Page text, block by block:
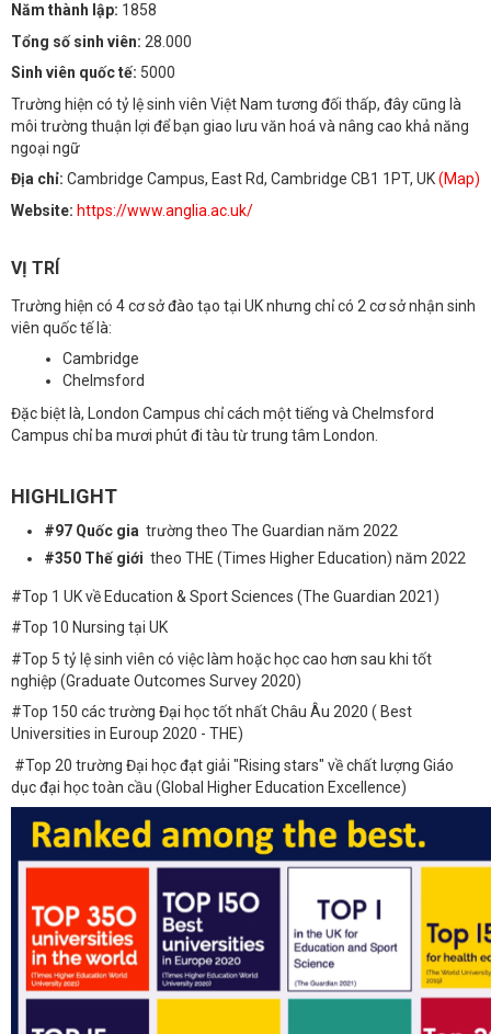
Năm thành lập: 1858
Tổng số sinh viên: 28.000
Sinh viên quốc tế: 5000
Trường hiện có tỷ lệ sinh viên Việt Nam tương đối thấp, đây cũng là
môi trường thuận lợi để bạn giao lưu văn hoá và nâng cao khả năng
ngoại ngữ
Địa chỉ: Cambridge Campus, East Rd, Cambridge CB1 1PT, UK(Map)
Website: https://www.anglia.ac.uk/
VỊ TRÍ
Trường hiện có 4 cơ sở đào tạo tại UK nhưng chỉ có 2 cơ sở nhận sinh
viên quốc tế là:
Cambridge
Chelmsford
Đặc biệt là, London Campus chỉ cách một tiếng và Chelmsford
Campus chỉ ba mươi phút đi tàu từ trung tâm London.
HIGHLIGHT
#97 Quốc gia trường theo The Guardian năm 2022
#350 Thế giới theo THE (Times Higher Education) năm 2022
#Top 1 UK về Education & Sport Sciences (The Guardian 2021)
#Top 10 Nursing tại UK
#Top 5 tỷ lệ sinh viên có việc làm hoặc học cao hơn sau khi tốt
nghiệp (Graduate Outcomes Survey 2020)
#Top 150 các trường Đại học tốt nhất Châu Âu 2020 ( Best
Universities in Euroup 2020 - THE)
#Top 20 trường Đại học đạt giải "Rising stars" về chất lượng Giáo
dục đại học toàn cầu (Global Higher Education Excellence)